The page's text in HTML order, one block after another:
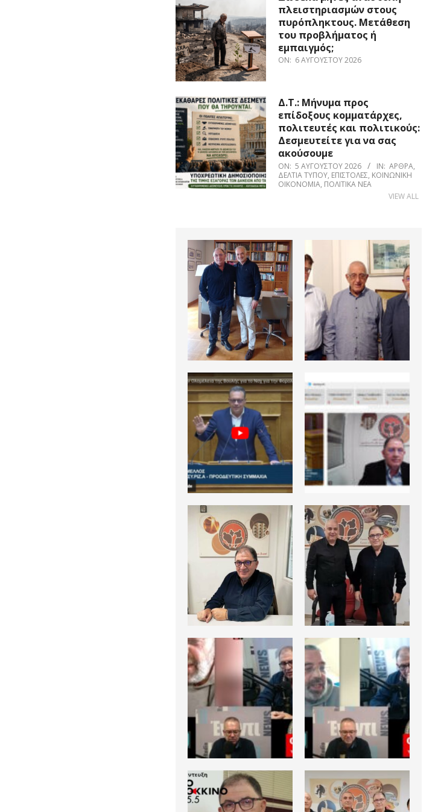
πλειστηριασμών στους
πυρόπληκτους. Μετάθεση
του προβλήματος ή
εμπαιγμός;
ON: 6 ΑΥΓΟΎΣΤΟΥ 2026
Δ.Τ.: Μήνυμα προς
επίδοξους κομματάρχες,
πολιτευτές και πολιτικούς:
Δεσμευτείτε για να σας
ακούσουμε
ON: 5 ΑΥΓΟΎΣΤΟΥ 2026 IN: ΆΡΘΡΑ,
ΔΕΛΤΊΑ ΤΎΠΟΥ, ΕΠΙΣΤΟΛΈΣ, ΚΟΙΝΩΝΙΚΉ
ΟΙΚΟΝΟΜΊΑ, ΠΟΛΙΤΙΚΆ ΝΈΑ
VIEW ALL